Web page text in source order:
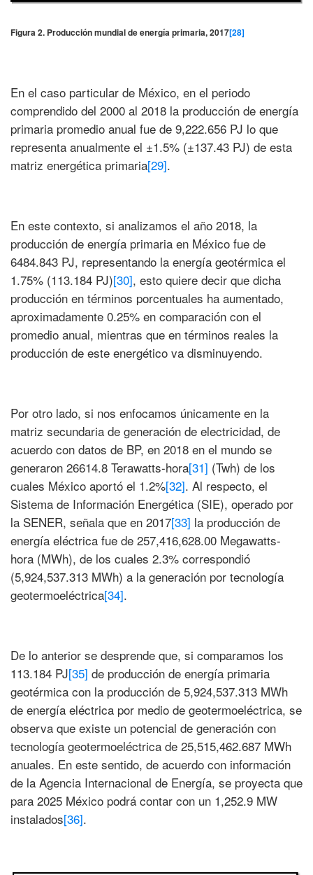
Figura 2. Producción mundial de energía primaria, 2017[28]
En el caso particular de México, en el periodo
comprendido del 2000 al 2018 la producción de energía
primaria promedio anual fue de 9,222.656 PJ lo que
representa anualmente el ±1.5% (±137.43 PJ) de esta
matriz energética primaria[29].
En este contexto, si analizamos el año 2018, la
producción de energía primaria en México fue de
6484.843 PJ, representando la energía geotérmica el
1.75% (113.184 PJ)[30], esto quiere decir que dicha
producción en términos porcentuales ha aumentado,
aproximadamente 0.25% en comparación con el
promedio anual, mientras que en términos reales la
producción de este energético va disminuyendo.
Por otro lado, si nos enfocamos únicamente en la
matriz secundaria de generación de electricidad, de
acuerdo con datos de BP, en 2018 en el mundo se
generaron 26614.8 Terawatts-hora[31] (Twh) de los
cuales México aportó el 1.2%[32]. Al respecto, el
Sistema de Información Energética (SIE), operado por
la SENER, señala que en 2017[33] la producción de
energía eléctrica fue de 257,416,628.00 Megawatts-
hora (MWh), de los cuales 2.3% correspondió
(5,924,537.313 MWh) a la generación por tecnología
geotermoeléctrica[34].
De lo anterior se desprende que, si comparamos los
113.184 PJ[35] de producción de energía primaria
geotérmica con la producción de 5,924,537.313 MWh
de energía eléctrica por medio de geotermoeléctrica, se
observa que existe un potencial de generación con
tecnología geotermoeléctrica de 25,515,462.687 MWh
anuales. En este sentido, de acuerdo con información
de la Agencia Internacional de Energía, se proyecta que
para 2025 México podrá contar con un 1,252.9 MW
instalados[36].